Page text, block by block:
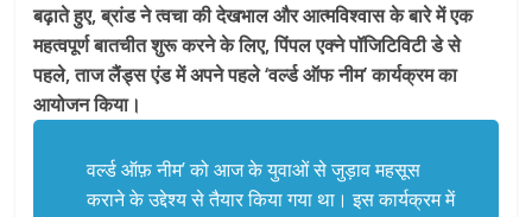
बढ़ाते हुए, ब्रांड ने त्वचा की देखभाल और आत्मविश्वास के बारे में एक
महत्वपूर्ण बातचीत शुरू करने के लिए, पिंपल एक्ने पॉजिटिविटी डे से
पहले, ताज लैंड्स एंड में अपने पहले ‘वर्ल्ड ऑफ नीम’ कार्यक्रम का
आयोजन किया।
वर्ल्ड ऑफ़ नीम’ को आज के युवाओं से जुड़ाव महसूस
कराने के उद्देश्य से तैयार किया गया था। इस कार्यक्रम में